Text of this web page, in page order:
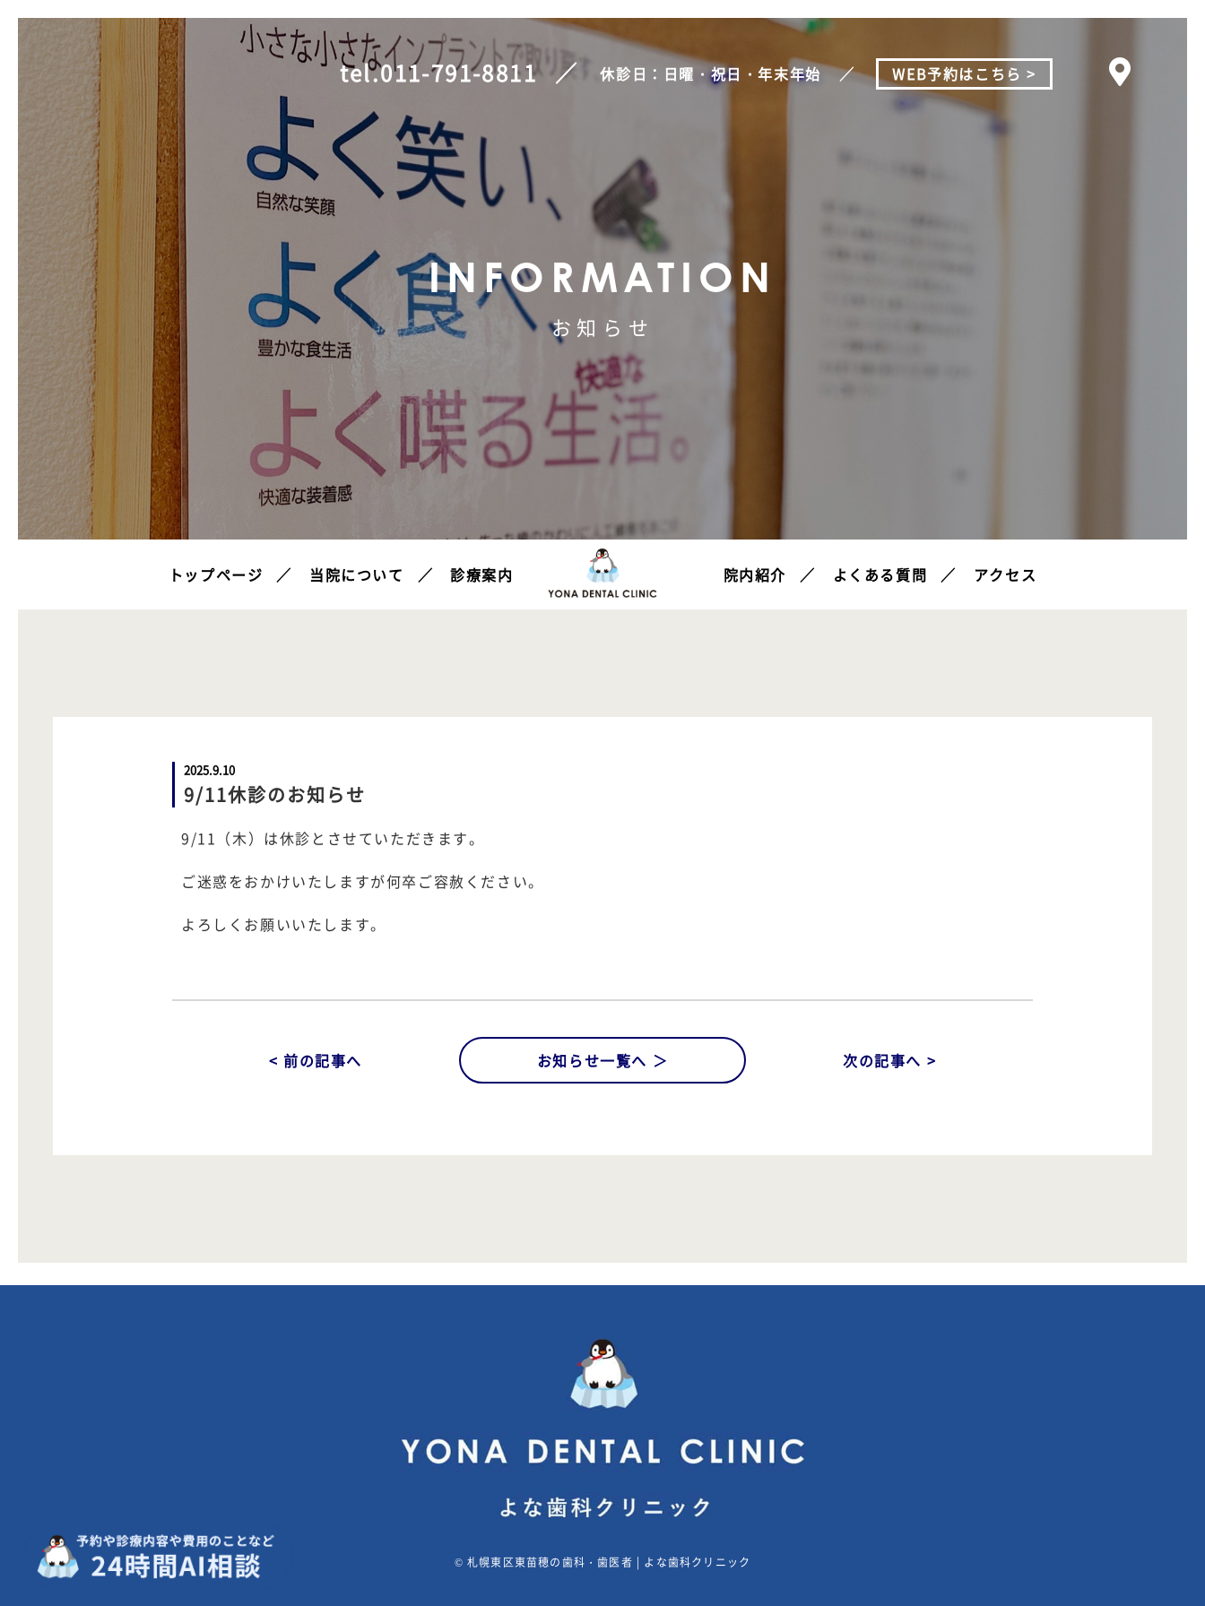
tel.011-791-8811 休診日：日曜・祝日・年末年始 WEB予約はこちら >
INFORMATION
お知らせ
トップページ 当院について 診療案内 院内紹介 よくある質問 アクセス
2025.9.10
9/11休診のお知らせ
9/11（木）は休診とさせていただきます。
ご迷惑をおかけいたしますが何卒ご容赦ください。
よろしくお願いいたします。
< 前の記事へ お知らせ一覧へ ＞ 次の記事へ >
©札幌東区東苗穂の歯科・歯医者 | よな歯科クリニック